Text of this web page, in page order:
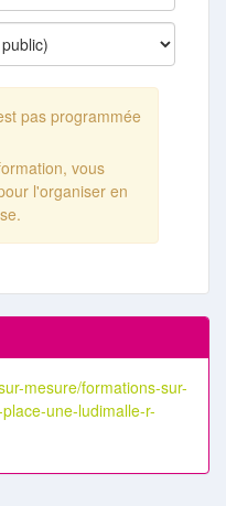
pas programmée
vous
l'organiser en
mesure/formations-sur-
une-ludimalle-r-